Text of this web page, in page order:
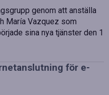
genom att anställa
María Vazquez som
sina nya tjänster den 1
för e-